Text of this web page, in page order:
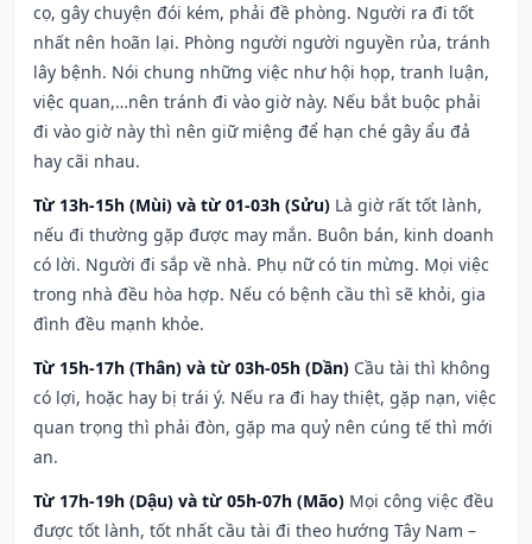
cọ, gây chuyện đói kém, phải đề phòng. Người ra đi tốt
nhất nên hoãn lại. Phòng người người nguyền rủa, tránh
lây bệnh. Nói chung những việc như hội họp, tranh luận,
việc quan,…nên tránh đi vào giờ này. Nếu bắt buộc phải
đi vào giờ này thì nên giữ miệng để hạn ché gây ẩu đả
hay cãi nhau.
Từ 13h-15h (Mùi) và từ 01-03h (Sửu) Là giờ rất tốt lành,
nếu đi thường gặp được may mắn. Buôn bán, kinh doanh
có lời. Người đi sắp về nhà. Phụ nữ có tin mừng. Mọi việc
trong nhà đều hòa hợp. Nếu có bệnh cầu thì sẽ khỏi, gia
đình đều mạnh khỏe.
Từ 15h-17h (Thân) và từ 03h-05h (Dần) Cầu tài thì không
có lợi, hoặc hay bị trái ý. Nếu ra đi hay thiệt, gặp nạn, việc
quan trọng thì phải đòn, gặp ma quỷ nên cúng tế thì mới
an.
Từ 17h-19h (Dậu) và từ 05h-07h (Mão) Mọi công việc đều
được tốt lành, tốt nhất cầu tài đi theo hướng Tây Nam –